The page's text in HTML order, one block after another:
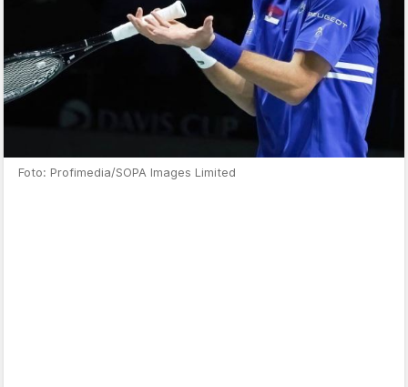
Foto: Profimedia/SOPA Images Limited